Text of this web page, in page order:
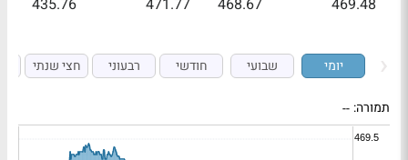
469.48
468.67
471.77
435.76
יומי שבועי חודשי רבעוני חצי שנתי
תמורה: --